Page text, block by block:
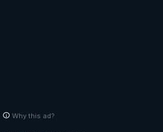
Why this ad?